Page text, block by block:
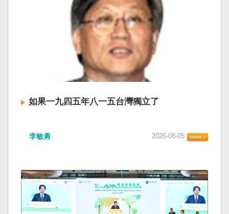
巡署昨晚嚴正駁斥，強調中國無任何權利在台灣
海峽實施交通管制。陸委會也表示，中共假借颱
風名義聲稱管制相關海域，違反聯合國海洋法公
約等國際規範，「中共有關部門的無理粗魯聲明
是對國際秩序與規範的無知、漠視與踐踏，極其
可笑」。 中國海事局官網六日公告，颱風白海豚
將影響台灣海峽及周邊海域，廣東海事局決定六
日晚間六時起，對經過台灣海峽南口北上船舶實
施交通管制，各船舶必須遵守交通管制要求，聽
從現場海事管理機構指揮。 海巡署昨表示，台灣
自由」原則，中國無任何權利對該水域實施「管
之實的認知作戰，企圖藉海事管制將台海內水
化，予以最嚴厲譴責，並要求中方恪守國際規
範，避免破壞區域的和平穩定。 海巡署同時強
調，將持續運用聯合情監偵手段，全天候掌握我
如果一九四五年八一五台灣獨立了
的歷史就不會有中國國民黨，也不會捲入迄今仍
兩岸已有正常外交，中國也可致力提升國民福
祉。 如果一九四五年八一五台灣獨立了，就像二
戰後許多殖民地選擇獨立，成為杭廷頓第二波民
主化的歷史。獨立的台灣會像脫離日本殖民的韓
李敏勇 2026-08-05